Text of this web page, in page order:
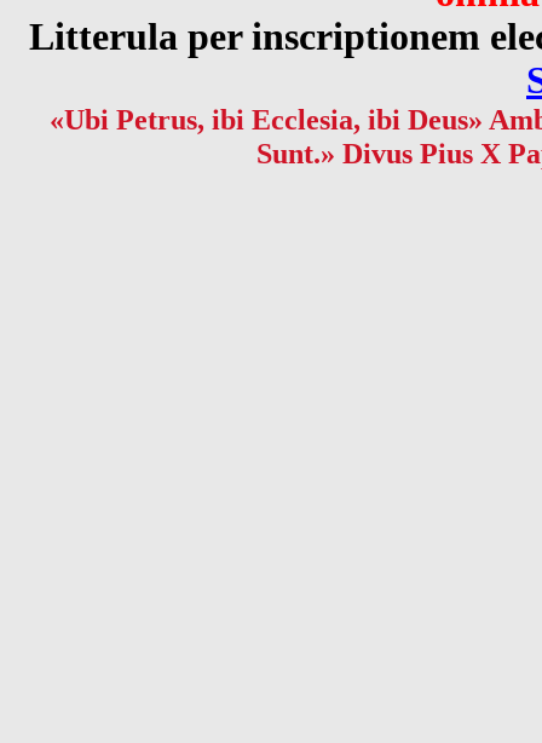
Litterula per inscriptionem
«Ubi Petrus, ibi Ecclesia, ibi Deus»
Sunt.» Divus Pius X